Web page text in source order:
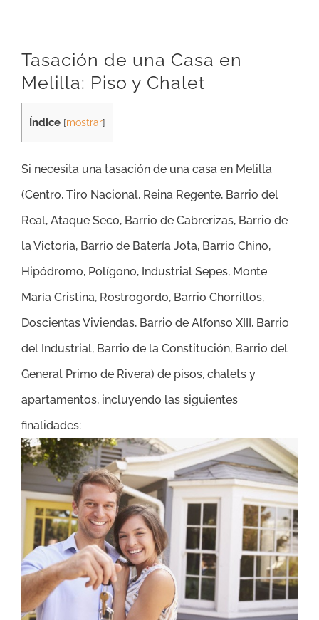
Tasación de una Casa en
Melilla: Piso y Chalet
Índice [mostrar]
Si necesita una tasación de una casa en Melilla
(Centro, Tiro Nacional, Reina Regente, Barrio del
Real, Ataque Seco, Barrio de Cabrerizas, Barrio de
la Victoria, Barrio de Batería Jota, Barrio Chino,
Hipódromo, Polígono, Industrial Sepes, Monte
María Cristina, Rostrogordo, Barrio Chorrillos,
Doscientas Viviendas, Barrio de Alfonso XIII, Barrio
del Industrial, Barrio de la Constitución, Barrio del
General Primo de Rivera) de pisos, chalets y
apartamentos, incluyendo las siguientes
finalidades: